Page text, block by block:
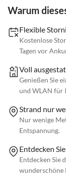
Warum
Flexible
Kostenlose
Tagen vor
Voll
Genießen Sie
und WLAN für
Strand nur
Nur wenige
Entspannung.
Entdecken
Entdecken Sie
wunderschöne